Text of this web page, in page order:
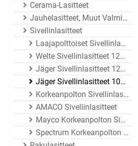
Cerama-Lasitteet
Jauhelasitteet, Muut Valmistajat
Sivellinlasitteet
Laajapolttoiset Sivellinlasitteet
Welte Sivellinlasitteet 1200 - 1250°C
Jäger Sivellinlasitteet 1200 - 1260°C
Jäger Sivellinlasitteet 1020 - 1080°C
Korkeanpolton Sivellinlasitteet
AMACO Sivellinlasitteet
Mayco Korkeanpolton Sivellinlasitteet
Spectrum Korkeanpolton Sivellinlasitteet